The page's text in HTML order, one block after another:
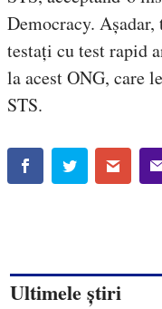
Democracy.
testați cu test rapid
la acest ONG, care
STS.
Ultimele știri